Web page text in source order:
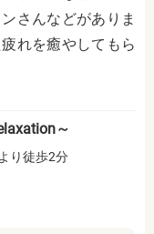
さんなどがありま
れを癒やしてもら
～
り徒歩2分